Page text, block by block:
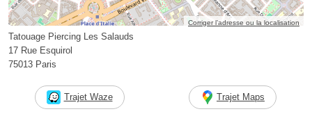
Corriger l’adresse ou la localisation
Tatouage Piercing Les Salauds
17 Rue Esquirol
75013 Paris
Trajet Waze Trajet Maps